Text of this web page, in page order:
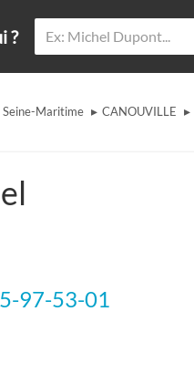
?
Seine-Maritime ▸ CANOUVILLE ▸
97-53-01